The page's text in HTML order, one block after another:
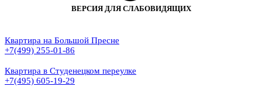
ВЕРСИЯ ДЛЯ СЛАБОВИДЯЩИХ
Квартира на Большой Пресне
+7(499) 255-01-86
Квартира в Студенецком переулке
+7(495) 605-19-29